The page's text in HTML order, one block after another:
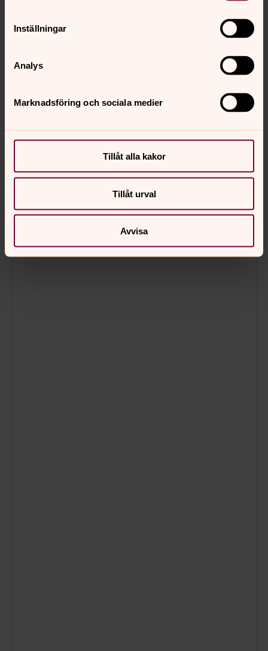
Inställningar
Analys
Marknadsföring och sociala medier
Tillåt alla kakor
Tillåt urval
Avvisa